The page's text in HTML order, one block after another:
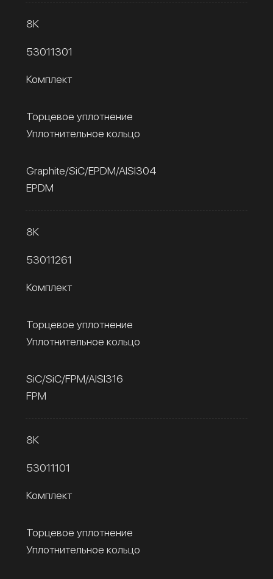
8К
53011301
Комплект
Торцевое уплотнение
Уплотнительное кольцо
Graphite/SiC/EPDM/AISI304
EPDM
8К
53011261
Комплект
Торцевое уплотнение
Уплотнительное кольцо
SiC/SiC/FPM/AISI316
FPM
8К
53011101
Комплект
Торцевое уплотнение
Уплотнительное кольцо